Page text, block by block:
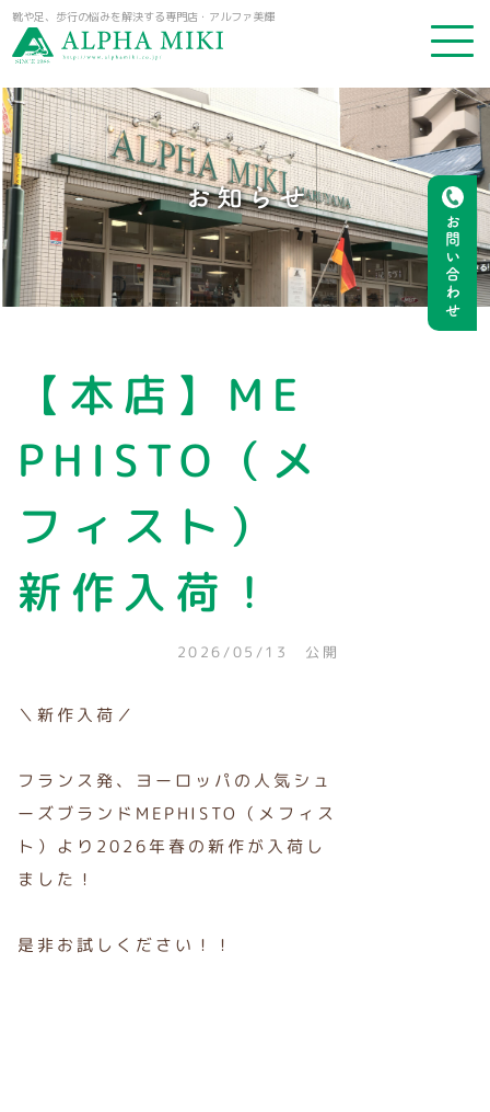
靴や足、歩行の悩みを解決する専門店・アルファ美輝
お問い合わせ
お知らせ
【本店】ME
PHISTO（メ
フィスト）
新作入荷！
2026/05/13 公開
＼新作入荷／
フランス発、ヨーロッパの人気シュ
ーズブランドMEPHISTO（メフィス
ト）より2026年春の新作が入荷し
ました！
是非お試しください！！